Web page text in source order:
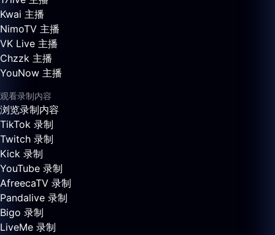
Kwai 主播
NimoTV 主播
VK Live 主播
Chzzk 主播
YouNow 主播
观看录制内容
浏览录制内容
TikTok 录制
Twitch 录制
Kick 录制
YouTube 录制
AfreecaTV 录制
Pandalive 录制
Bigo 录制
LiveMe 录制